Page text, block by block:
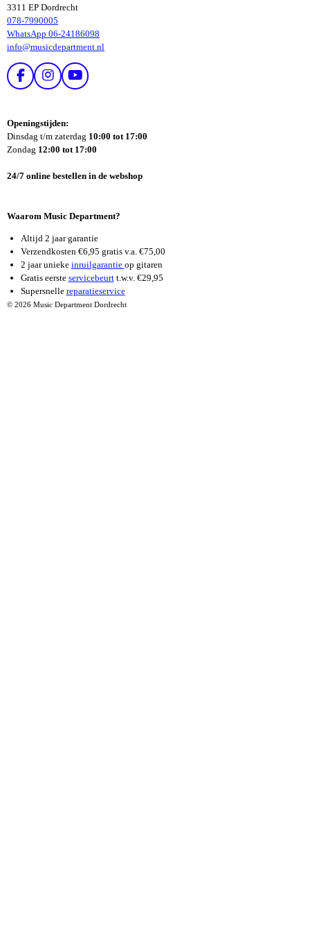
3311 EP Dordrecht
078-7990005
WhatsApp 06-24186098
info@musicdepartment.nl
F
B
O
I
T
A
R
M
Y
U
E
Openingstijden:
Dinsdag t/m zaterdag 10:00 tot 17:00
Zondag 12:00 tot 17:00
24/7 online bestellen in de webshop
Waarom Music Department?
Altijd 2 jaar garantie
Verzendkosten €6,95 gratis v.a. €75,00
2 jaar unieke inruilgarantie op gitaren
Gratis eerste servicebeurtt.w.v. €29,95
Supersnelle reparatieservice
© 2026 Music Department Dordrecht